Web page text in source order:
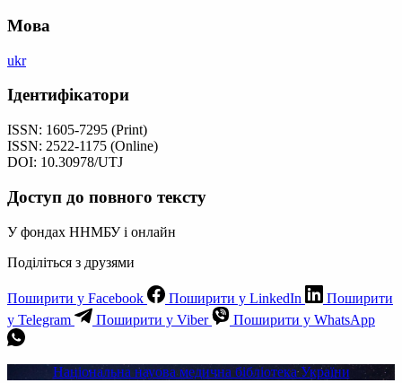
Мова
ukr
Ідентифікатори
ISSN: 1605­-7295 (Print)
ISSN: 2522­-1175 (Online)
DOI: 10.30978/UTJ
Доступ до повного тексту
У фондах ННМБУ і онлайн
Поділіться з друзями
Поширити у Facebook Поширити у LinkedIn
Поширити
у Telegram
Поширити у Viber Поширити у WhatsApp
Національна науова медична бібліотека України